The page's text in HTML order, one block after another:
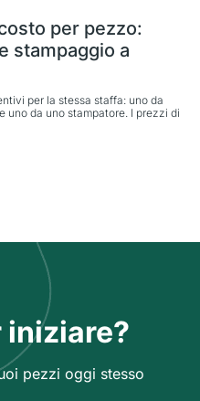
per pezzo:
stampaggio a
per la stessa staffa: uno da
uno da uno stampatore. I prezzi di
iniziare?
pezzi oggi stesso